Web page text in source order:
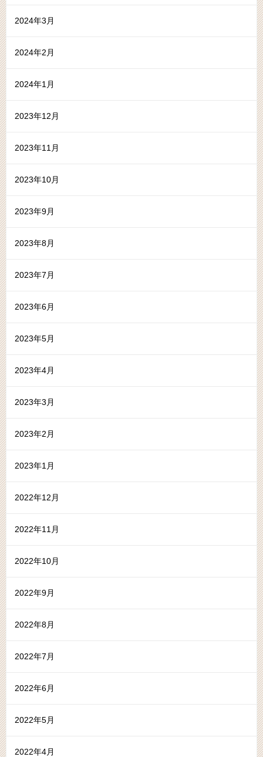
2024年3月
2024年2月
2024年1月
2023年12月
2023年11月
2023年10月
2023年9月
2023年8月
2023年7月
2023年6月
2023年5月
2023年4月
2023年3月
2023年2月
2023年1月
2022年12月
2022年11月
2022年10月
2022年9月
2022年8月
2022年7月
2022年6月
2022年5月
2022年4月